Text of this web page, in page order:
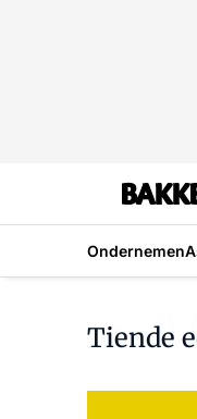
Ondernemen
Tiende